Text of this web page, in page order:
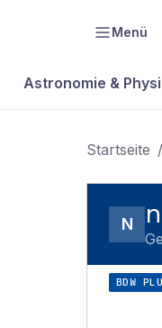
Menü
Astronomie &
Startseite /
N
BDW